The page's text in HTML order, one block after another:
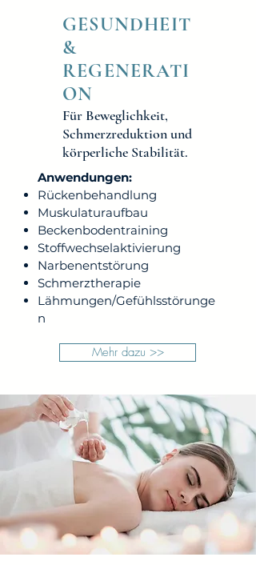
GESUNDHEIT
&
REGENERATI
ON
Für Beweglichkeit,
Schmerzreduktion und
körperliche Stabilität.
Anwendungen:
Rückenbehandlung
Muskulaturaufbau
Beckenbodentraining
Stoffwechselaktivierung
Narbenentstörung
Schmerztherapie
Lähmungen/Gefühlsstörunge
n
Mehr dazu >>